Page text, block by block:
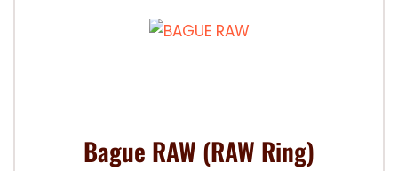
Bague RAW (RAW Ring)